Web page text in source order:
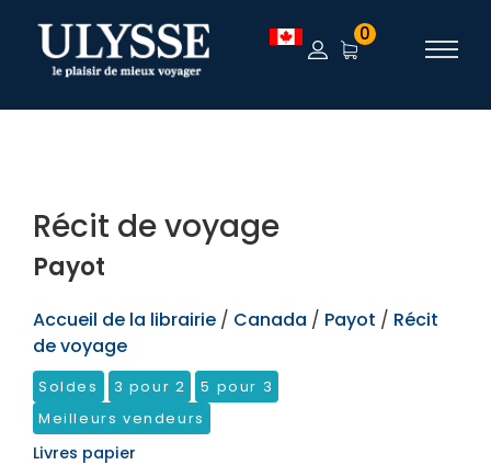
TEST 0
Récit de voyage
Payot
Accueil de la librairie / Canada / Payot / Récit
de voyage
Soldes 3 pour 2
5 pour 3
Meilleurs vendeurs
Livres papier